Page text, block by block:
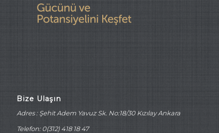
Bize Ulaşın
Adres : Şehit Adem Yavuz Sk. No:18/30 Kızılay Ankara
Telefon: 0(312) 418 18 47